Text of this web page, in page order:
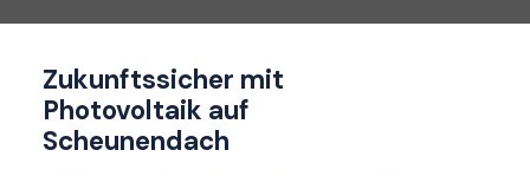
Zukunftssicher mit
Photovoltaik auf
Scheunendach